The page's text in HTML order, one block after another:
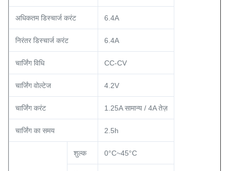
अधिकतम डिस्चार्ज करंट 6.4A
निरंतर डिस्चार्ज करंट 6.4A
चार्जिंग विधि CC-CV
चार्जिंग वोल्टेज 4.2V
चार्जिंग करंट 1.25A सामान्य / 4A तेज़
चार्जिंग का समय 2.5h
शुल्क 0°C~45°C